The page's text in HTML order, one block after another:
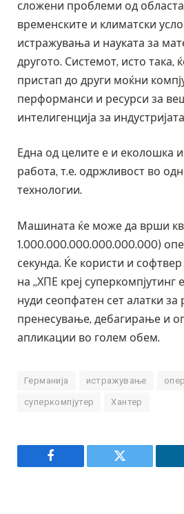
сложени проблеми од
временските и климатски
истражувања и науката за
другото. Системот, исто така,
пристап до други моќни
перформанси и ресурси за
интелигенција за
Една од целите е и еколошка
работа, т.е. одржливост во
технологии.
Машината ќе може да врши
1.000.000.000.000.000.000)
секунда. Ќе користи и
на „ХПЕ креј суперкомпјутинг
нуди сеопфатен сет алатки за
пренесување, дебагирање и
апликации во голем обем.
Германија истражување
суперкомпјутер Хантер
Facebook Twitter